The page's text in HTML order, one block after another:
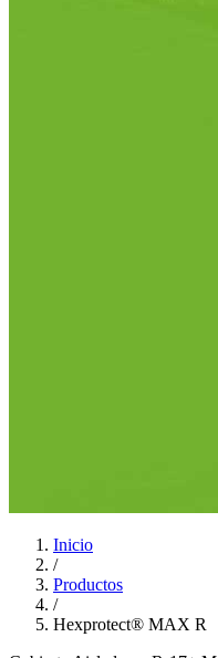
Inicio
/
Productos
/
Hexprotect® MAX R